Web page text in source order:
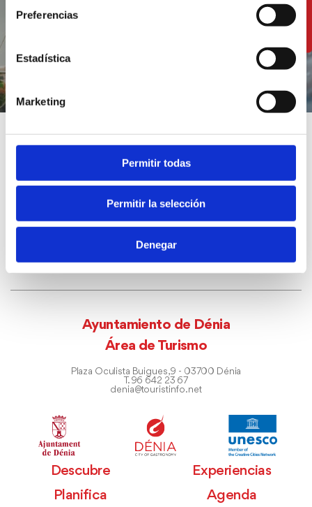
Preferencias
Estadística
Marketing
Permitir todas
Permitir la selección
Denegar
Ayuntamiento de Dénia
Área de Turismo
Plaza Oculista Buigues, 9 - 03700 Dénia
T. 96 642 23 67
denia@touristinfo.net
Descubre
Experiencias
Planifica
Agenda